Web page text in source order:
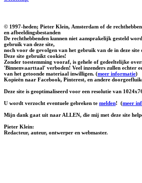
© 1997-heden; Pieter Klein, Amsterdam of de
en afbeeldingsbestanden
De rechthebbenden kunnen niet aansprakelijk gesteld
gebruik van deze site,
noch voor de gevolgen van het gebruik van de in deze site
Deze site gebruikt cookies!
Zonder toestemming vooraf, is gehele of gedeeltelijke
'Binnenvaarttaal' verboden! Veel inzenders zullen echter
van het getoonde materiaal inwilligen. (meer informatie)
Kopieën naar Facebook, Pinterest, en andere
Deze site is geoptimaliseerd voor een resolutie van
U wordt verzocht eventuele gebreken te melden! (meer
Mijn dank gaat uit naar ALLEN, die mij met deze site
Pieter Klein:
Redacteur, auteur, ontwerper en webmaster.